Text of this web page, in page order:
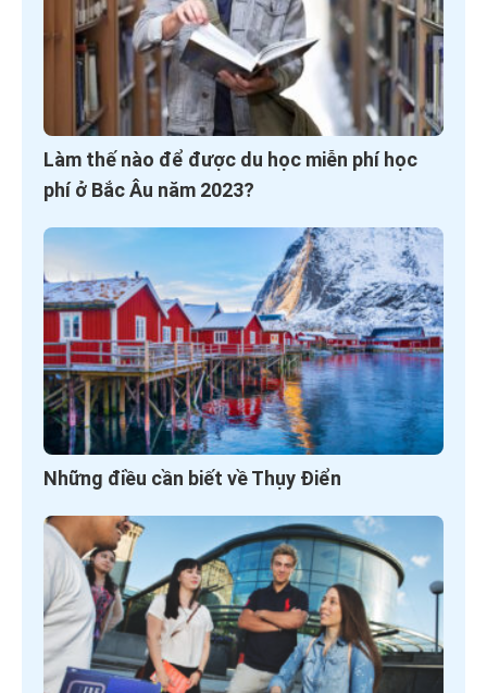
Làm thế nào để được du học miễn phí học
phí ở Bắc Âu năm 2023?
Những điều cần biết về Thụy Điển